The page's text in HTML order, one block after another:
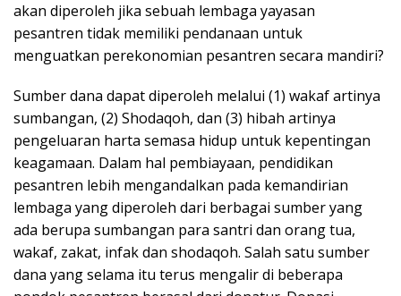
akan diperoleh jika sebuah lembaga yayasan
pesantren tidak memiliki pendanaan untuk
menguatkan perekonomian pesantren secara mandiri?
Sumber dana dapat diperoleh melalui (1) wakaf artinya
sumbangan, (2) Shodaqoh, dan (3) hibah artinya
pengeluaran harta semasa hidup untuk kepentingan
keagamaan. Dalam hal pembiayaan, pendidikan
pesantren lebih mengandalkan pada kemandirian
lembaga yang diperoleh dari berbagai sumber yang
ada berupa sumbangan para santri dan orang tua,
wakaf, zakat, infak dan shodaqoh. Salah satu sumber
dana yang selama itu terus mengalir di beberapa